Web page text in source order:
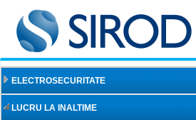
ELECTROSECURITATE
LUCRU LA INALTIME